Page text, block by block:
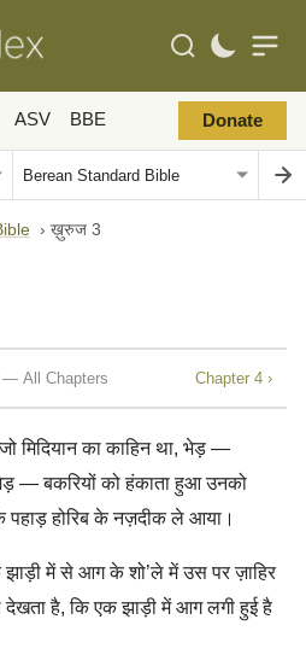
ASV BBE Donate
› ख़ुरुज 3
All Chapters Chapter 4 ›
मिदियान का काहिन था, भेड़ —
— बकरियों को हंकाता हुआ उनको
पहाड़ होरिब के नज़दीक ले आया।
झाड़ी में से आग के शो’ले में उस पर ज़ाहिर
है, कि एक झाड़ी में आग लगी हुई है